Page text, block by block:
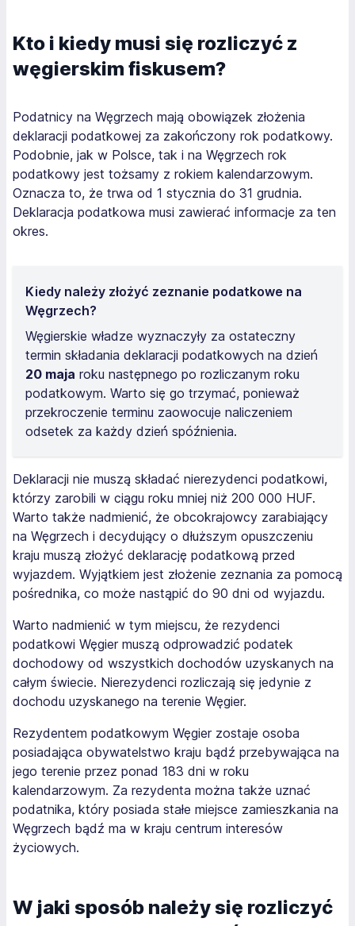
Kto i kiedy musi się rozliczyć z
węgierskim fiskusem?
Podatnicy na Węgrzech mają obowiązek złożenia
deklaracji podatkowej za zakończony rok podatkowy.
Podobnie, jak w Polsce, tak i na Węgrzech rok
podatkowy jest tożsamy z rokiem kalendarzowym.
Oznacza to, że trwa od 1 stycznia do 31 grudnia.
Deklaracja podatkowa musi zawierać informacje za ten
okres.
Kiedy należy złożyć zeznanie podatkowe na
Węgrzech?
Węgierskie władze wyznaczyły za ostateczny
termin składania deklaracji podatkowych na dzień
20 maja roku następnego po rozliczanym roku
podatkowym. Warto się go trzymać, ponieważ
przekroczenie terminu zaowocuje naliczeniem
odsetek za każdy dzień spóźnienia.
Deklaracji nie muszą składać nierezydenci podatkowi,
którzy zarobili w ciągu roku mniej niż 200 000 HUF.
Warto także nadmienić, że obcokrajowcy zarabiający
na Węgrzech i decydujący o dłuższym opuszczeniu
kraju muszą złożyć deklarację podatkową przed
wyjazdem. Wyjątkiem jest złożenie zeznania za pomocą
pośrednika, co może nastąpić do 90 dni od wyjazdu.
Warto nadmienić w tym miejscu, że rezydenci
podatkowi Węgier muszą odprowadzić podatek
dochodowy od wszystkich dochodów uzyskanych na
całym świecie. Nierezydenci rozliczają się jedynie z
dochodu uzyskanego na terenie Węgier.
Rezydentem podatkowym Węgier zostaje osoba
posiadająca obywatelstwo kraju bądź przebywająca na
jego terenie przez ponad 183 dni w roku
kalendarzowym. Za rezydenta można także uznać
podatnika, który posiada stałe miejsce zamieszkania na
Węgrzech bądź ma w kraju centrum interesów
życiowych.
W jaki sposób należy się rozliczyć